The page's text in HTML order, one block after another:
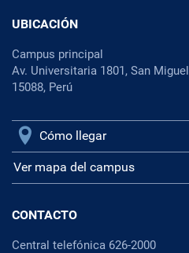
UBICACIÓN
Campus principal
Av. Universitaria 1801, San Miguel
15088, Perú
Cómo llegar
Ver mapa del campus
CONTACTO
Central telefónica 626-2000